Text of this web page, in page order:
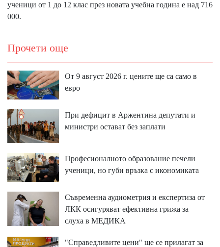
ученици от 1 до 12 клас през новата учебна година е над 716
000.
Прочети още
От 9 август 2026 г. цените ще са само в
евро
При дефицит в Аржентина депутати и
министри остават без заплати
Професионалното образование печели
ученици, но губи връзка с икономиката
Съвременна аудиометрия и експертиза от
ЛКК осигуряват ефективна грижа за
слуха в МЕДИКА
"Справедливите цени" ще се прилагат за